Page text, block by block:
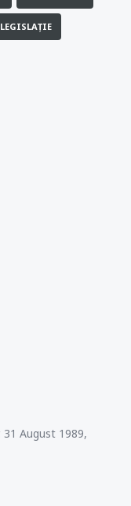
LEGISLAȚIE
31 August 1989,